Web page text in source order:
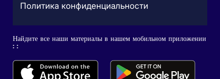
Политика конфиденциальности
Найдите все наши материалы в нашем мобильном приложении
: :